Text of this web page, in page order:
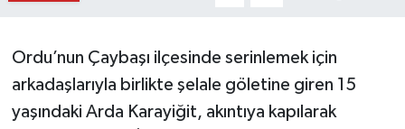
Ordu’nun Çaybaşı ilçesinde serinlemek için
arkadaşlarıyla birlikte şelale göletine giren 15
yaşındaki Arda Karayiğit, akıntıya kapılarak
Küre Haberleri
Merkez Haberleri